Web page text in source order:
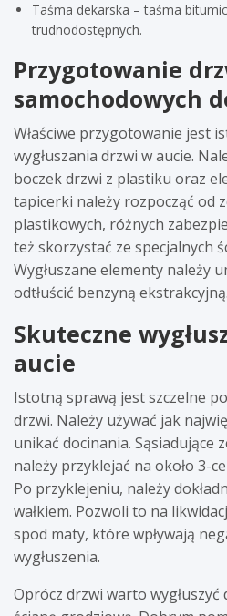
Taśma dekarska – taśma
trudnodostępnych.
Przygotowanie
samochodowych
Właściwe przygotowanie jest
wygłuszania drzwi w aucie.
boczek drzwi z plastiku oraz
tapicerki należy rozpocząć od
plastikowych, różnych
też skorzystać ze specjalnych
Wygłuszane elementy należy
odtłuścić benzyną ekstrakcyjną.
Skuteczne
aucie
Istotną sprawą jest szczelne
drzwi. Należy używać jak
unikać docinania. Sąsiadujące
należy przyklejać na około 3-
Po przyklejeniu, należy
wałkiem. Pozwoli to na
spod maty, które wpływają
wygłuszenia.
Oprócz drzwi warto wygłuszyć